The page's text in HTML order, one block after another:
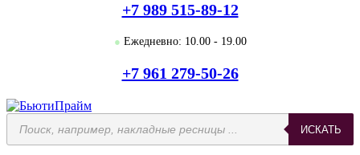
+7 989 515-89-12
● Ежедневно: 10.00 - 19.00
+7 961 279-50-26
Поиск
товаров
ИСКАТЬ